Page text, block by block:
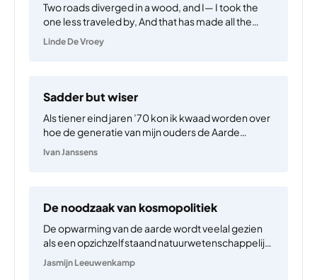
Two roads diverged in a wood, and I— I took the
one less traveled by, And that has made all the
difference. — Robert Frost ‘We staan op het punt
waar twee wegen uiteenlopen,’ schreef de
Linde De Vroey
Sadder but wiser
Als tiener eind jaren ’70 kon ik kwaad worden over
hoe de generatie van mijn ouders de Aarde
behandelden. Er was bossterfte door zure regen,
Ivan Janssens
De noodzaak van kosmopolitiek
De opwarming van de aarde wordt veelal gezien
als een opzichzelfstaand natuurwetenschappelijk
fenomeen dat relatief kortgeleden is ontstaan en
dat ‘we’ als ‘mensheid’ moeten zien tegen te
Jasmijn Leeuwenkamp